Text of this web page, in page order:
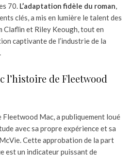
70. L’adaptation fidèle du roman,
clés, a mis en lumière le talent des
Claflin et Riley Keough, tout en
captivante de l’industrie de la
l’histoire de Fleetwood
Fleetwood Mac, a publiquement loué
avec sa propre expérience et sa
Cette approbation de la part
est un indicateur puissant de